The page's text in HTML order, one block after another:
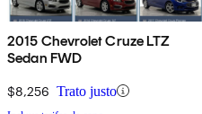
2015 Chevrolet Cruze LTZ
Sedan FWD
$8,256 Trato justo